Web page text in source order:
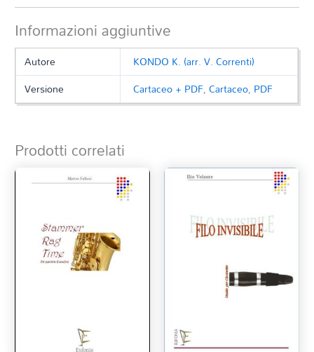
Informazioni aggiuntive
Autore
KONDO K. (arr. V. Correnti)
Versione
Cartaceo + PDF,Cartaceo, PDF
Prodotti correlati